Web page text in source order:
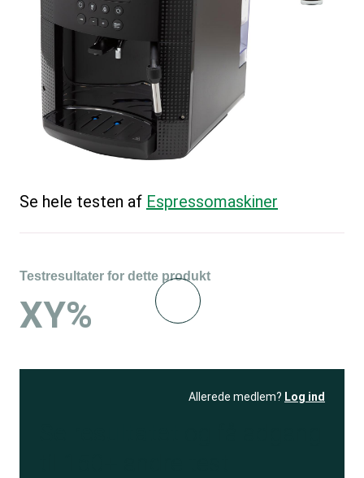
Se hele testen af Espressomaskiner
Testresultater for dette produkt
XY%
Allerede medlem? Log ind